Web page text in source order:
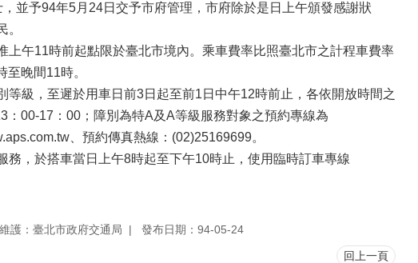
並予94年5月24日交予市府管理，市府除於是日上午頒發感謝狀
午11時前起點限於臺北市境內。乘車費率比照臺北市之計程車費率
晚間11時。
級，至遲於用車日前3日起至前1日中午12時前止，各依開放時間之
00-17：00；障別為特A及A等級服務對象之預約專線為
、預約傳真熱線：(02)25169699。
，於搭車當日上午8時起至下午10時止，使用臨時訂車專線
護：臺北市政府交通局 發布日期：94-05-24
回上一頁